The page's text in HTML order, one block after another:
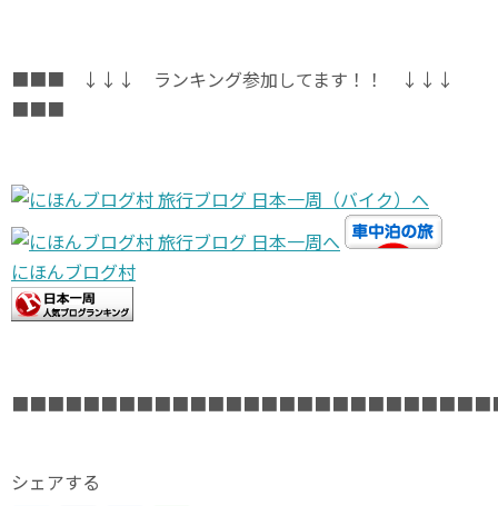
■■■ ↓↓↓ ランキング参加してます！！ ↓↓↓
■■■
にほんブログ村
シェアする